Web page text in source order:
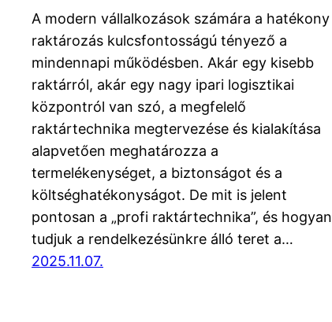
A modern vállalkozások számára a hatékony
raktározás kulcsfontosságú tényező a
mindennapi működésben. Akár egy kisebb
raktárról, akár egy nagy ipari logisztikai
központról van szó, a megfelelő
raktártechnika megtervezése és kialakítása
alapvetően meghatározza a
termelékenységet, a biztonságot és a
költséghatékonyságot. De mit is jelent
pontosan a „profi raktártechnika”, és hogyan
tudjuk a rendelkezésünkre álló teret a…
2025.11.07.